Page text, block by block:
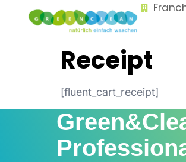
content
Receipt
[fluent_cart_receipt]